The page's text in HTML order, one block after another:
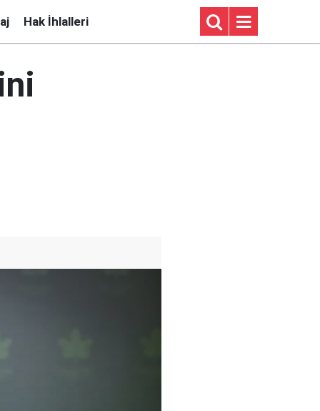
Hak İhlalleri